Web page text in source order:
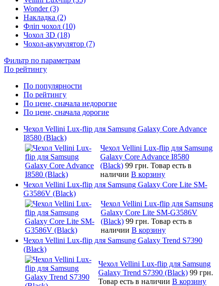
Wonder (3)
Накладка (2)
Фліп чохол (10)
Чохол 3D (18)
Чохол-акумулятор (7)
Фильтр по параметрам
По рейтингу
По популярности
По рейтингу
По цене, сначала недорогие
По цене, сначала дорогие
Чехол Vellini Lux-flip для Samsung Galaxy Core Advance
I8580 (Black)
Чехол Vellini Lux-flip для Samsung
Galaxy Core Advance I8580
(Black) 99 грн. Товар есть в
наличии В корзину
Чехол Vellini Lux-flip для Samsung Galaxy Core Lite SM-
G3586V (Black)
Чехол Vellini Lux-flip для Samsung
Galaxy Core Lite SM-G3586V
(Black) 99 грн. Товар есть в
наличии В корзину
Чехол Vellini Lux-flip для Samsung Galaxy Trend S7390
(Black)
Чехол Vellini Lux-flip для Samsung
Galaxy Trend S7390 (Black) 99 грн.
Товар есть в наличии В корзину